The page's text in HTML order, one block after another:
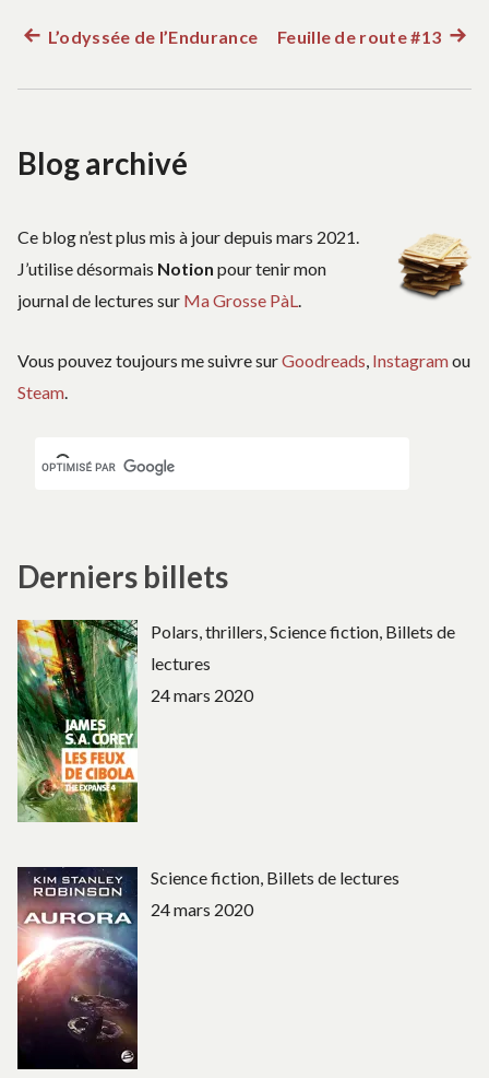
l’article
Article
L’odyssée de l’Endurance Feuille de route #13
Blog archivé
Ce blog n’est plus mis à jour depuis mars 2021.
J’utilise désormais Notion pour tenir mon
journal de lectures sur Ma Grosse PàL
Vous pouvez toujours me suivre surGoodreads, Instagramou
Steam.
Derniers billets
Polars, thrillers, Science fiction, Billets de
lectures
24 mars 2020
Science fiction, Billets de lectures
24 mars 2020